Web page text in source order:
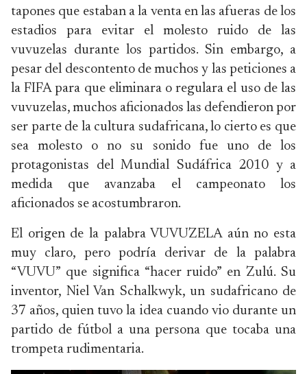
tapones que estaban a la venta en las afueras de los
estadios para evitar el molesto ruido de las
vuvuzelas durante los partidos. Sin embargo, a
pesar del descontento de muchos y las peticiones a
la FIFA para que eliminara o regulara el uso de las
vuvuzelas, muchos aficionados las defendieron por
ser parte de la cultura sudafricana, lo cierto es que
sea molesto o no su sonido fue uno de los
protagonistas del Mundial Sudáfrica 2010 y a
medida que avanzaba el campeonato los
aficionados se acostumbraron.
El origen de la palabra VUVUZELA aún no esta
muy claro, pero podría derivar de la palabra
“VUVU” que significa “hacer ruido” en Zulú. Su
inventor, Niel Van Schalkwyk, un sudafricano de
37 años, quien tuvo la idea cuando vio durante un
partido de fútbol a una persona que tocaba una
trompeta rudimentaria.